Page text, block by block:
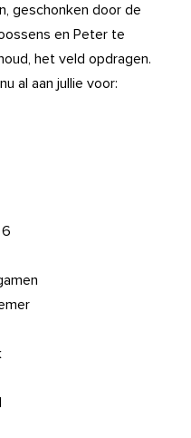
geschonken door de
en Peter te
het veld opdragen.
al aan jullie voor: